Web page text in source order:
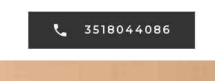
3518044086